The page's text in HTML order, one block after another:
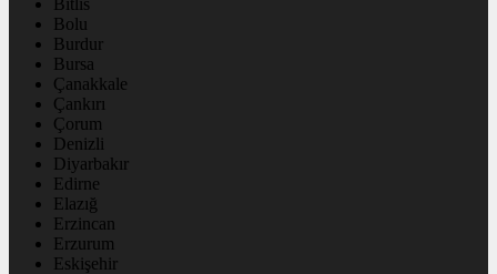
Bitlis
Bolu
Burdur
Bursa
Çanakkale
Çankırı
Çorum
Denizli
Diyarbakır
Edirne
Elazığ
Erzincan
Erzurum
Eskişehir